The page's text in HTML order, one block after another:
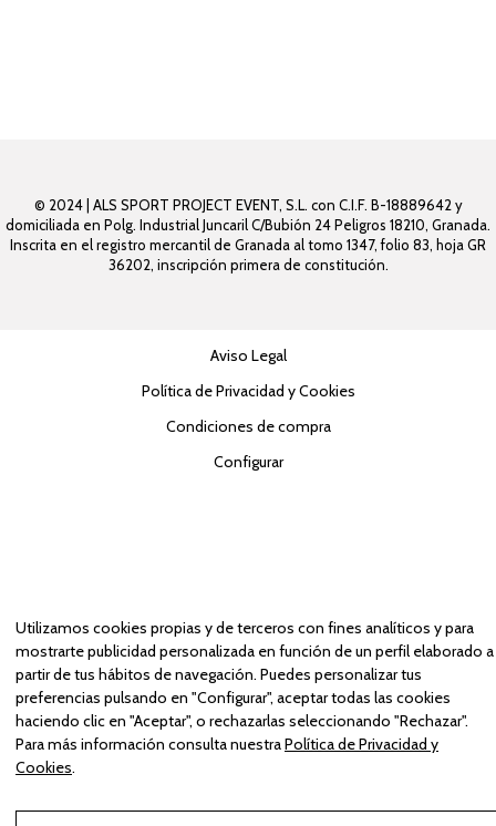
© 2024 | ALS SPORT PROJECT EVENT, S.L. con C.I.F. B-18889642 y
domiciliada en Polg. Industrial Juncaril C/Bubión 24 Peligros 18210, Granada.
Inscrita en el registro mercantil de Granada al tomo 1347, folio 83, hoja GR
36202, inscripción primera de constitución.
Utilizamos cookies propias y de terceros con fines analíticos y para
mostrarte publicidad personalizada en función de un perfil elaborado a
partir de tus hábitos de navegación. Puedes personalizar tus
preferencias pulsando en "Configurar", aceptar todas las cookies
haciendo clic en "Aceptar", o rechazarlas seleccionando "Rechazar".
Para más información consulta nuestraPolítica de Privacidad y
Cookies.
Aviso Legal
Política de Privacidad y Cookies
Condiciones de compra
Configurar